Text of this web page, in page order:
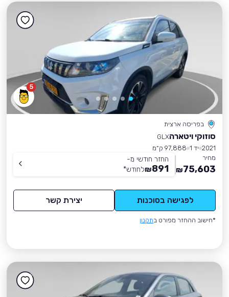
5
בפריסה ארצית
סוזוקי ויטארהGLX
2021 יד 1
97,888 ק״מ
מחיר
75,603
₪
החזר חודשי מ-
891
₪לחודש*
לפגישה בסוכנות יצירת קשר
*חישוב ההחזר מפורט בתקנון